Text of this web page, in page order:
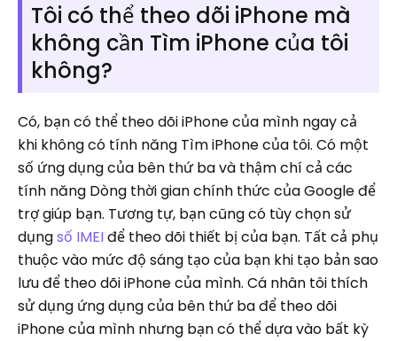
Tôi có thể theo dõi iPhone mà
không cần Tìm iPhone của tôi
không?
Có, bạn có thể theo dõi iPhone của mình ngay cả
khi không có tính năng Tìm iPhone của tôi. Có một
số ứng dụng của bên thứ ba và thậm chí cả các
tính năng Dòng thời gian chính thức của Google để
trợ giúp bạn. Tương tự, bạn cũng có tùy chọn sử
dụngsố IMEIđể theo dõi thiết bị của bạn. Tất cả phụ
thuộc vào mức độ sáng tạo của bạn khi tạo bản sao
lưu để theo dõi iPhone của mình. Cá nhân tôi thích
sử dụng ứng dụng của bên thứ ba để theo dõi
iPhone của mình nhưng bạn có thể dựa vào bất kỳ